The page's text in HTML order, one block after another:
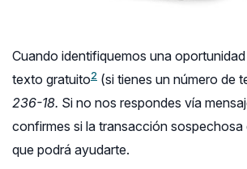
Cuando identifiquemos una
texto gratuito2 (si tienes un número de
236-18. Si no nos respondes vía
confirmes si la transacción
que podrá ayudarte.